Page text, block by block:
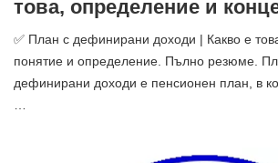
това, определение и
✅ План с дефинирани доходи | Какво е
понятие и определение. Пълно резюме.
дефинирани доходи е пенсионен план, в
…